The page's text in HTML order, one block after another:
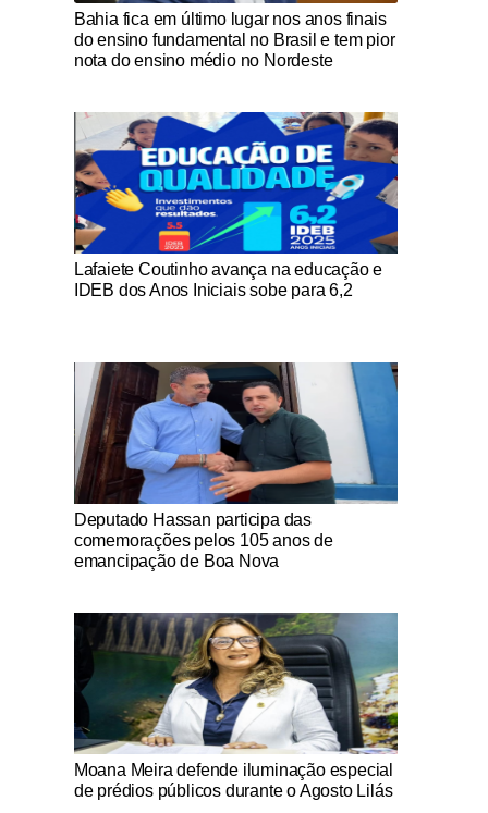
Notícias Católicas
Bahia fica em último lugar nos anos finais
do ensino fundamental no Brasil e tem pior
nota do ensino médio no Nordeste
Notícias Católicas
Lafaiete Coutinho avança na educação e
IDEB dos Anos Iniciais sobe para 6,2
Notícias Católicas
Deputado Hassan participa das
comemorações pelos 105 anos de
emancipação de Boa Nova
Notícias Católicas
Moana Meira defende iluminação especial
de prédios públicos durante o Agosto Lilás